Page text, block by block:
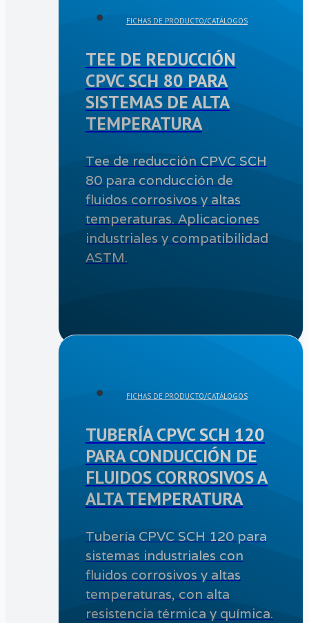
FICHAS DE PRODUCTO/CATÁLOGOS
TEE DE REDUCCIÓN
CPVC SCH 80 PARA
SISTEMAS DE ALTA
TEMPERATURA
Tee de reducción CPVC SCH
80 para conducción de
fluidos corrosivos y altas
temperaturas. Aplicaciones
industriales y compatibilidad
ASTM.
FICHAS DE PRODUCTO/CATÁLOGOS
TUBERÍA CPVC SCH 120
PARA CONDUCCIÓN DE
FLUIDOS CORROSIVOS A
ALTA TEMPERATURA
Tubería CPVC SCH 120 para
sistemas industriales con
fluidos corrosivos y altas
temperaturas, con alta
resistencia térmica y química.